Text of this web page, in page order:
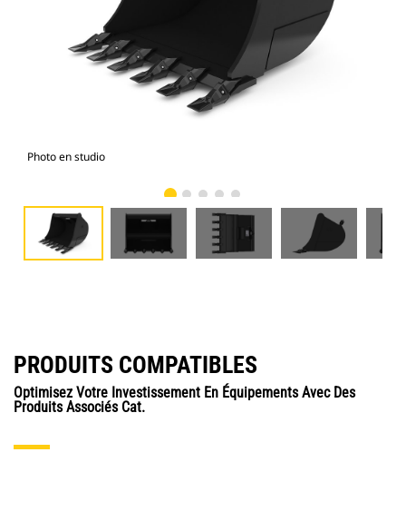
Photo en studio
PRODUITS COMPATIBLES
Optimisez Votre Investissement En Équipements Avec Des
Produits Associés Cat.